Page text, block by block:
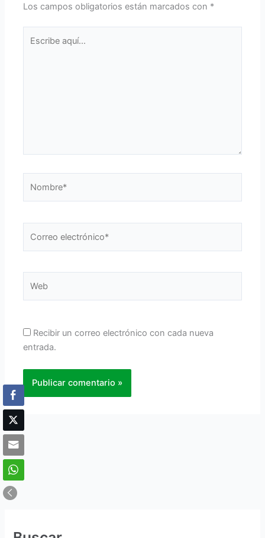
Los campos obligatorios están marcados con *
aquí...
electrónico*
Recibir un correo electrónico con cada nueva
entrada.